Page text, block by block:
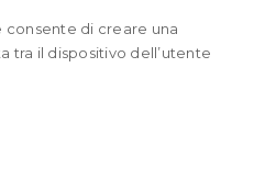
consente di creare una
tra il dispositivo dell’utente